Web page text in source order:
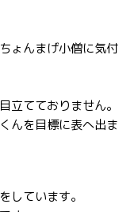
ょんまげ小僧に気付
立てておりません。
んを目標に表へ出ま
しています。